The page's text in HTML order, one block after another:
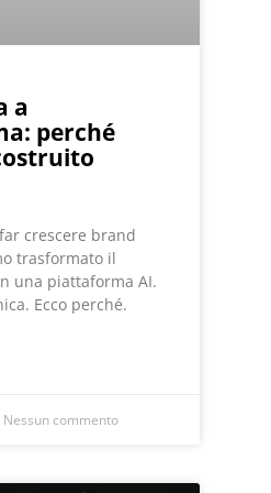
a
perché
crescere brand
trasformato il
una piattaforma AI.
Ecco perché.
Nessun commento